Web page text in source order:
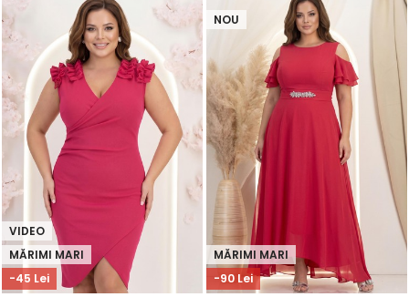
-45 Lei
VIDEO
MĂRIMI MARI
-90 Lei
MĂRIMI MARI
NOU